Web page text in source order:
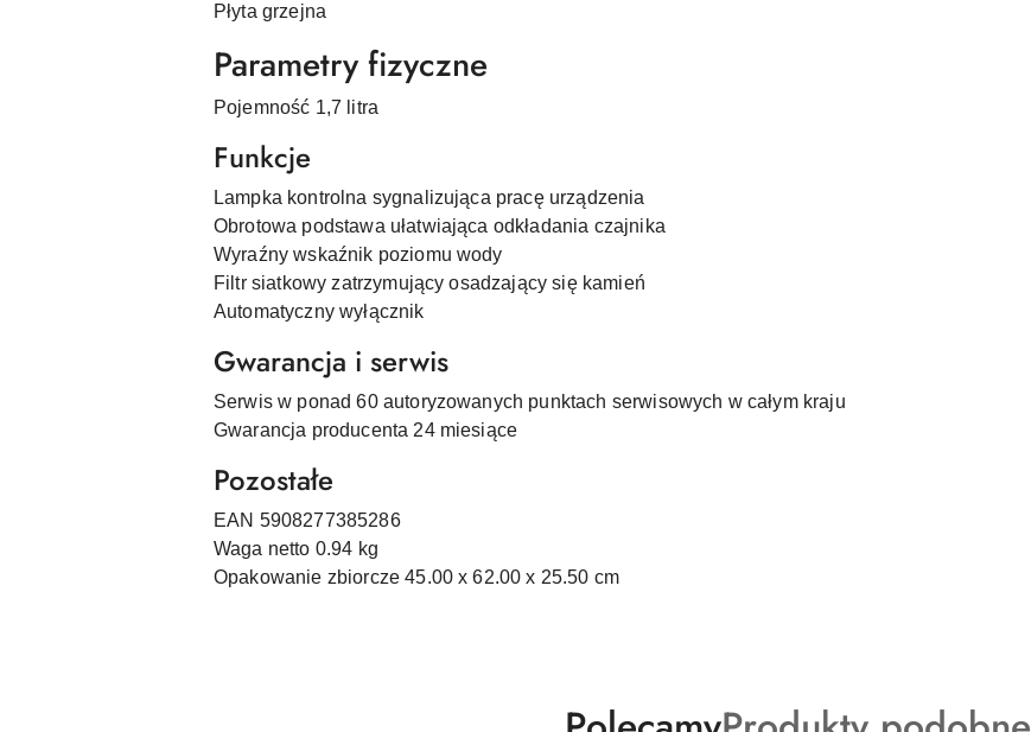
Płyta grzejna
Parametry fizyczne
Pojemność 1,7 litra
Funkcje
Lampka kontrolna sygnalizująca pracę urządzenia
Obrotowa podstawa ułatwiająca odkładania czajnika
Wyraźny wskaźnik poziomu wody
Filtr siatkowy zatrzymujący osadzający się kamień
Automatyczny wyłącznik
Gwarancja i serwis
Serwis w ponad 60 autoryzowanych punktach serwisowych w całym kraju
Gwarancja producenta 24 miesiące
Pozostałe
EAN 5908277385286
Waga netto 0.94 kg
Opakowanie zbiorcze 45.00 x 62.00 x 25.50 cm